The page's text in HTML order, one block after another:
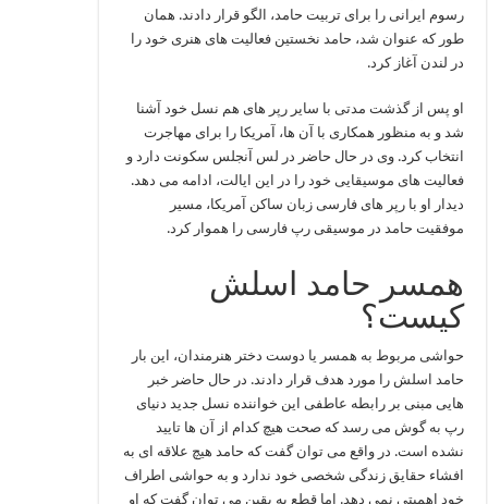
رسوم ایرانی را برای تربیت حامد، الگو قرار دادند. همان
طور که عنوان شد، حامد نخستین فعالیت های هنری خود را
در لندن آغاز کرد.
او پس از گذشت مدتی با سایر رپر های هم نسل خود آشنا
شد و به منظور همکاری با آن ها، آمریکا را برای مهاجرت
انتخاب کرد. وی در حال حاضر در لس آنجلس سکونت دارد و
فعالیت های موسیقایی خود را در این ایالت، ادامه می دهد.
دیدار او با رپر های فارسی زبان ساکن آمریکا، مسیر
موفقیت حامد در موسیقی رپ فارسی را هموار کرد.
همسر حامد اسلش
کیست؟
حواشی مربوط به همسر یا دوست دختر هنرمندان، این بار
حامد اسلش را مورد هدف قرار دادند. در حال حاضر خبر
هایی مبنی بر رابطه عاطفی این خواننده نسل جدید دنیای
رپ به گوش می رسد که صحت هیچ کدام از آن ها تایید
نشده است. در واقع می توان گفت که حامد هیچ علاقه ای به
افشاء حقایق زندگی شخصی خود ندارد و به حواشی اطراف
خود اهمیتی نمی دهد. اما قطع به یقین می توان گفت که او